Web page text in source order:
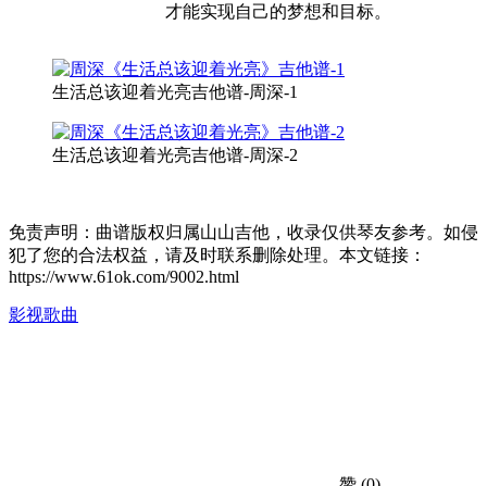
才能实现自己的梦想和目标。
生活总该迎着光亮吉他谱-周深-1
生活总该迎着光亮吉他谱-周深-2
免责声明：曲谱版权归属山山吉他，收录仅供琴友参考。如侵
犯了您的合法权益，请及时联系删除处理。本文链接：
https://www.61ok.com/9002.html
影视歌曲